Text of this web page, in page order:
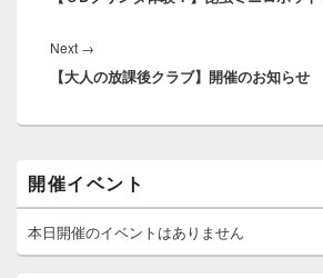
ゲ
ー
シ
Next →
post:
【大人の放課後クラブ】開催のお知らせ
メ
イ
ン
サ
イ
開催イベント
本日開催のイベントはありません